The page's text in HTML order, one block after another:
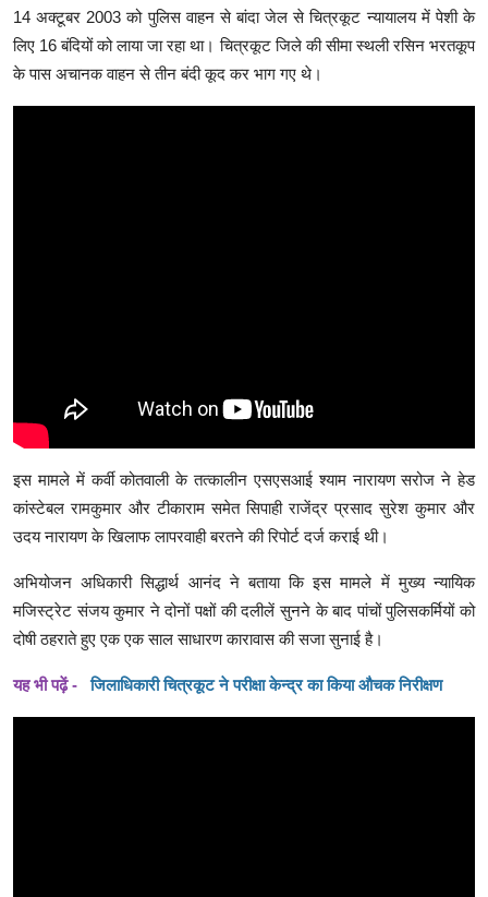
14 अक्टूबर 2003 को पुलिस वाहन से बांदा जेल से चित्रकूट न्यायालय में पेशी के
लिए 16 बंदियों को लाया जा रहा था। चित्रकूट जिले की सीमा स्थली रसिन भरतकूप
के पास अचानक वाहन से तीन बंदी कूद कर भाग गए थे।
इस मामले में कर्वी कोतवाली के तत्कालीन एसएसआई श्याम नारायण सरोज ने हेड
कांस्टेबल रामकुमार और टीकाराम समेत सिपाही राजेंद्र प्रसाद सुरेश कुमार और
उदय नारायण के खिलाफ लापरवाही बरतने की रिपोर्ट दर्ज कराई थी।
अभियोजन अधिकारी सिद्धार्थ आनंद ने बताया कि इस मामले में मुख्य न्यायिक
मजिस्ट्रेट संजय कुमार ने दोनों पक्षों की दलीलें सुनने के बाद पांचों पुलिसकर्मियों को
दोषी ठहराते हुए एक एक साल साधारण कारावास की सजा सुनाई है।
यह भी पढ़ें - जिलाधिकारी चित्रकूट ने परीक्षा केन्द्र का किया औचक निरीक्षण